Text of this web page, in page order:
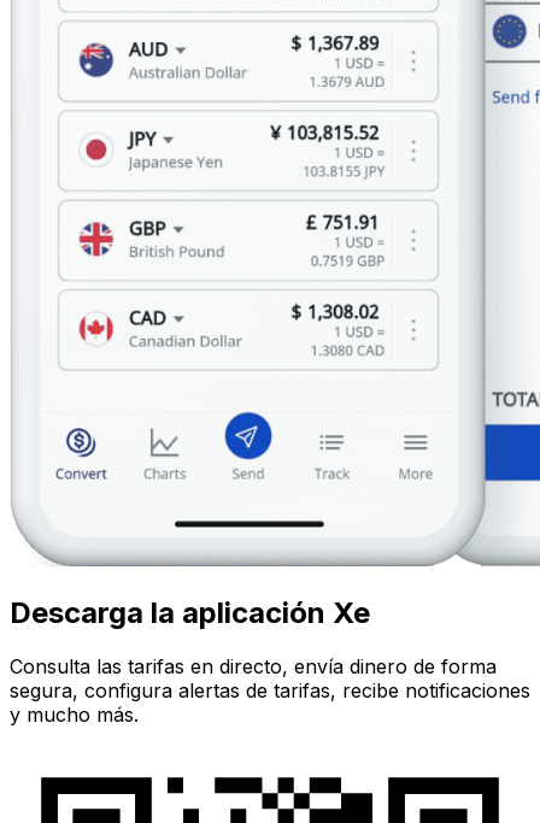
Descarga la aplicación Xe
Consulta las tarifas en directo, envía dinero de forma
segura, configura alertas de tarifas, recibe notificaciones
y mucho más.